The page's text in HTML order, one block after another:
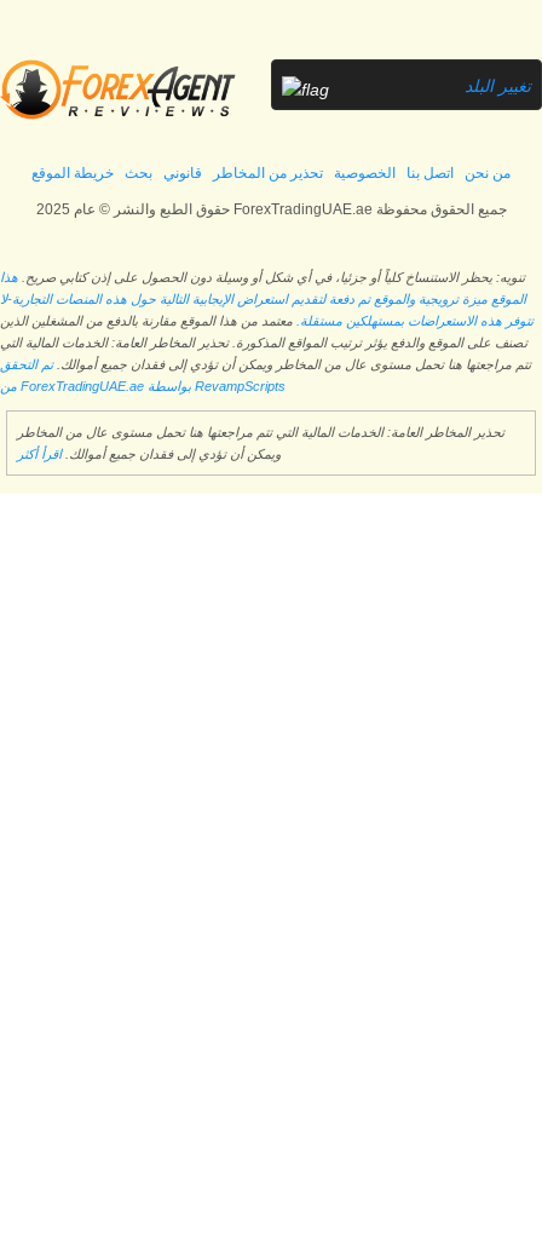
تغيير البلد
من نحن اتصل بنا الخصوصية تحذير من المخاطر قانوني بحث خريطة الموقع
حقوق الطبع والنشر © عام 2025 ForexTradingUAE.ae جميع الحقوق محفوظة
تنويه: يحظر الاستنساخ كلياً أو جزئيا، في أي شكل أو وسيلة دون الحصول على إذن كتابي صريح. هذا
الموقع ميزة ترويجية والموقع تم دفعة لتقديم استعراض الإيجابية التالية حول هذه المنصات التجارية-لا
تتوفر هذه الاستعراضات بمستهلكين مستقلة. معتمد من هذا الموقع مقارنة بالدفع من المشغلين الذين
تصنف على الموقع والدفع يؤثر ترتيب المواقع المذكورة. تحذير المخاطر العامة: الخدمات المالية التي
تتم مراجعتها هنا تحمل مستوى عال من المخاطر ويمكن أن تؤدي إلى فقدان جميع أموالك.تم التحقق
من ForexTradingUAE.ae بواسطة RevampScripts
تحذير المخاطر العامة: الخدمات المالية التي تتم مراجعتها هنا تحمل مستوى عال من المخاطر
ويمكن أن تؤدي إلى فقدان جميع أموالك.اقرأ أكثر